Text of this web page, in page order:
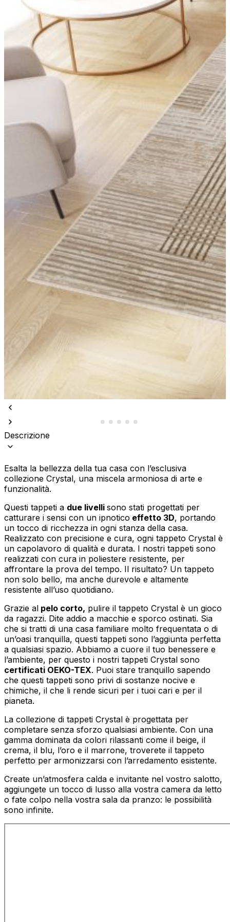
Descrizione
Esalta la bellezza della tua casa con l’esclusiva
collezione Crystal, una miscela armoniosa di arte e
funzionalità.
Questi tappeti a due livelli sono stati progettati per
catturare i sensi con un ipnotico effetto 3D, portando
un tocco di ricchezza in ogni stanza della casa.
Realizzato con precisione e cura, ogni tappeto Crystal è
un capolavoro di qualità e durata. I nostri tappeti sono
realizzati con cura in poliestere resistente, per
affrontare la prova del tempo. Il risultato? Un tappeto
non solo bello, ma anche durevole e altamente
resistente all’uso quotidiano.
Grazie al pelo corto, pulire il tappeto Crystal è un gioco
da ragazzi. Dite addio a macchie e sporco ostinati. Sia
che si tratti di una casa familiare molto frequentata o di
un’oasi tranquilla, questi tappeti sono l’aggiunta perfetta
a qualsiasi spazio. Abbiamo a cuore il tuo benessere e
l’ambiente, per questo i nostri tappeti Crystal sono
certificati OEKO-TEX. Puoi stare tranquillo sapendo
che questi tappeti sono privi di sostanze nocive e
chimiche, il che li rende sicuri per i tuoi cari e per il
pianeta.
La collezione di tappeti Crystal è progettata per
completare senza sforzo qualsiasi ambiente. Con una
gamma dominata da colori rilassanti come il beige, il
crema, il blu, l’oro e il marrone, troverete il tappeto
perfetto per armonizzarsi con l’arredamento esistente.
Create un’atmosfera calda e invitante nel vostro salotto,
aggiungete un tocco di lusso alla vostra camera da letto
o fate colpo nella vostra sala da pranzo: le possibilità
sono infinite.